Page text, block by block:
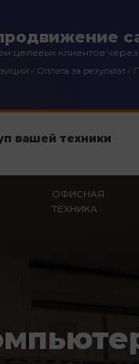
целевых клиентов
✓ Оплата за результат✓
вашей техники
ОФИСНАЯ
ТЕХНИКА